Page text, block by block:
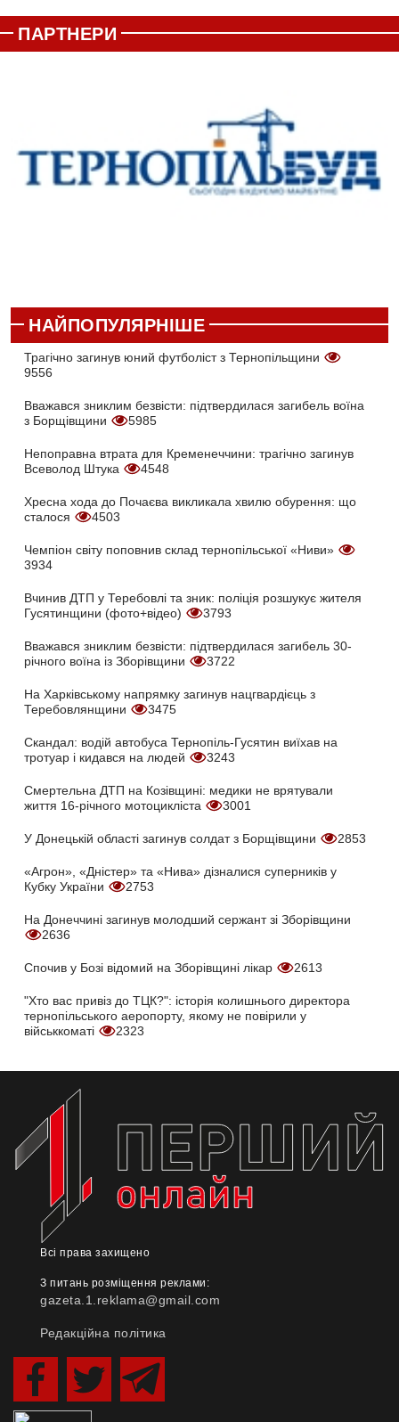
ПАРТНЕРИ
НАЙПОПУЛЯРНІШЕ
Трагічно загинув юний футболіст з Тернопільщини
9556
Вважався зниклим безвісти: підтвердилася загибель воїна
з Борщівщини
5985
Непоправна втрата для Кременеччини: трагічно загинув
Всеволод Штука
4548
Хресна хода до Почаєва викликала хвилю обурення: що
сталося
4503
Чемпіон світу поповнив склад тернопільської «Ниви»
3934
Вчинив ДТП у Теребовлі та зник: поліція розшукує жителя
Гусятинщини (фото+відео)
3793
Вважався зниклим безвісти: підтвердилася загибель 30-
річного воїна із Зборівщини
3722
На Харківському напрямку загинув нацгвардієць з
Теребовлянщини
3475
Скандал: водій автобуса Тернопіль-Гусятин виїхав на
тротуар і кидався на людей
3243
Смертельна ДТП на Козівщині: медики не врятували
життя 16-річного мотоцикліста
3001
У Донецькій області загинув солдат з Борщівщини 2853
«Агрон», «Дністер» та «Нива» дізналися суперників у
Кубку України
2753
На Донеччині загинув молодший сержант зі Зборівщини
2636
Спочив у Бозі відомий на Зборівщині лікар 2613
"Хто вас привіз до ТЦК?": історія колишнього директора
тернопільського аеропорту, якому не повірили у
військкоматі
2323
Всі права захищено
З питань розміщення реклами:
gazeta.1.reklama@gmail.com
Редакційна політика